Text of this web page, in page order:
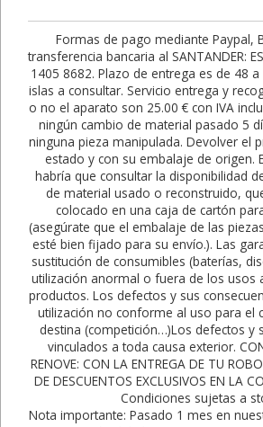
Formas de pago mediante Paypal,
transferencia bancaria al SANTANDER:
1405 8682. Plazo de entrega es de 48
islas a consultar. Servicio entrega y
o no el aparato son 25.00 € con IVA
ningún cambio de material pasado 5
ninguna pieza manipulada. Devolver el
estado y con su embalaje de origen.
habría que consultar la disponibilidad
de material usado o reconstruido,
colocado en una caja de cartón
(asegúrate que el embalaje de las
esté bien fijado para su envío.). Las
sustitución de consumibles (baterías,
utilización anormal o fuera de los usos
productos. Los defectos y sus
utilización no conforme al uso para el
destina (competición…)Los defectos y
vinculados a toda causa exterior.
RENOVE: CON LA ENTREGA DE TU
DE DESCUENTOS EXCLUSIVOS EN LA
Condiciones sujetas a
Nota importante: Pasado 1 mes en